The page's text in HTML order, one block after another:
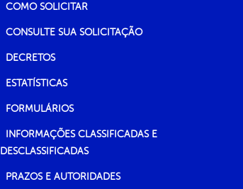
COMO SOLICITAR
CONSULTE SUA SOLICITAÇÃO
DECRETOS
ESTATÍSTICAS
FORMULÁRIOS
INFORMAÇÕES CLASSIFICADAS E
DESCLASSIFICADAS
PRAZOS E AUTORIDADES